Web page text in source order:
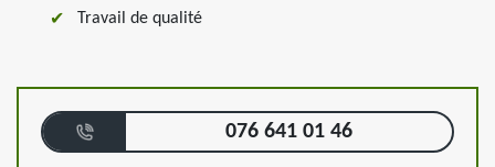
Travail de qualité
076 641 01 46